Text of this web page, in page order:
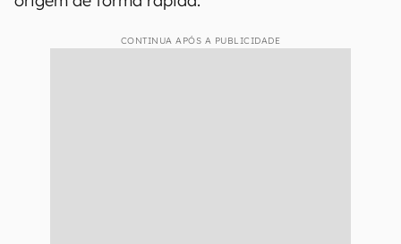
Como funciona o roaming?